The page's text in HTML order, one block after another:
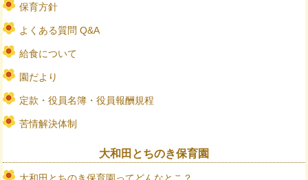
保育方針
よくある質問 Q&A
給食について
園だより
定款・役員名簿・役員報酬規程
苦情解決体制
大和田とちのき保育園
大和田とちのき保育園ってどんなとこ？